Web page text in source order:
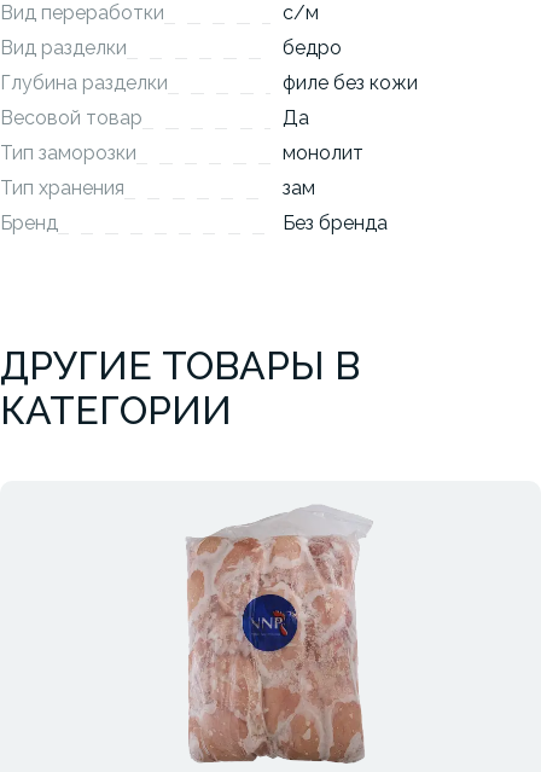
Вид переработки
с/м
Вид разделки
бедро
Глубина разделки
филе без кожи
Весовой товар
Да
Тип заморозки
монолит
Тип хранения
зам
Бренд
Без бренда
ДРУГИЕ ТОВАРЫ В
КАТЕГОРИИ